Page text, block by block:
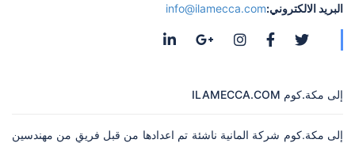
البريد الالكتروني:info@ilamecca.com
إلى مكة.كوم ILAMECCA.COM
إلى مكة.كوم شركة المانية ناشئة تم اعدادها من قبل فريقٍ من مهندسين